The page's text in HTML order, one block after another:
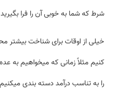
شرط که شما به خوبی آن را فرا
خیلی از اوقات برای شناخت بیشتر
کنیم مثلاً زمانی که میخواهیم به
را به تناسب درآمد دسته بندی